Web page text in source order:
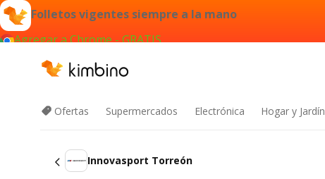
Folletos vigentes siempre a la mano
Agregar a Chrome - GRATIS
Ofertas Supermercados Electrónica Hogar y Jardín
Innovasport Torreón